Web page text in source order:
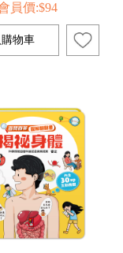
員價:$94